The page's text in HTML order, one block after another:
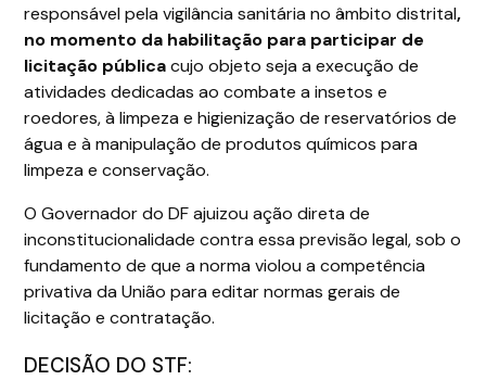
responsável pela vigilância sanitária no âmbito distrital,
no momento da habilitação para participar de
licitação públicacujo objeto seja a execução de
atividades dedicadas ao combate a insetos e
roedores, à limpeza e higienização de reservatórios de
água e à manipulação de produtos químicos para
limpeza e conservação.
O Governador do DF ajuizou ação direta de
inconstitucionalidade contra essa previsão legal, sob o
fundamento de que a norma violou a competência
privativa da União para editar normas gerais de
licitação e contratação.
DECISÃO DO STF: